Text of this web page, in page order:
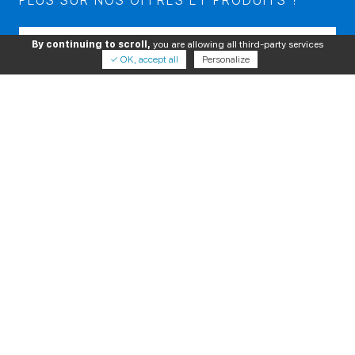
Veuillez laisser ce champ vide.
By continuing to scroll, you are allowing all third-party services
✓ OK, accept all
Personalize